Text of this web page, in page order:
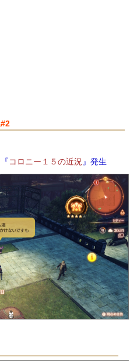
コロニー１５の近況 』発生